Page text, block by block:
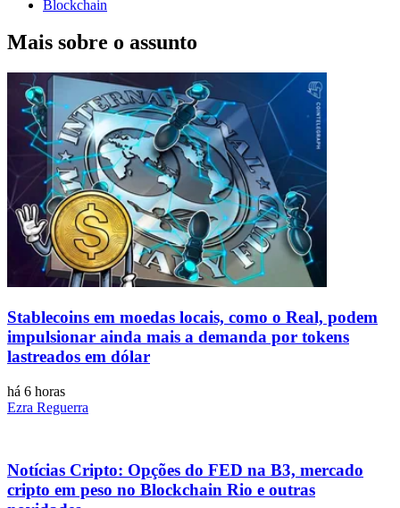
Blockchain
Mais sobre o assunto
Stablecoins ​​em moedas locais, como o Real, podem
impulsionar ainda mais a demanda por tokens
lastreados em dólar
há 6 horas
Ezra Reguerra
Notícias Cripto: Opções do FED na B3, mercado
cripto em peso no Blockchain Rio e outras